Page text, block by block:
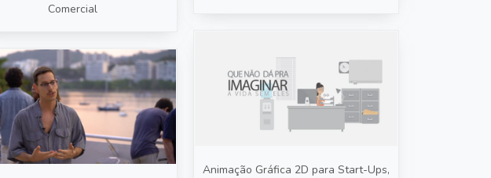
Comercial
Animação Gráfica 2D para Start-Ups,